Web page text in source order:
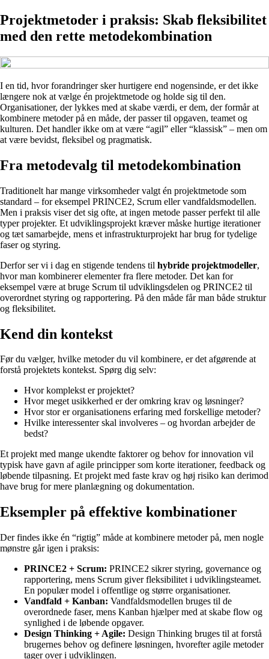
Projektmetoder i praksis: Skab fleksibilitet
med den rette metodekombination
I en tid, hvor forandringer sker hurtigere end nogensinde, er det ikke
længere nok at vælge én projektmetode og holde sig til den.
Organisationer, der lykkes med at skabe værdi, er dem, der formår at
kombinere metoder på en måde, der passer til opgaven, teamet og
kulturen. Det handler ikke om at være “agil” eller “klassisk” – men om
at være bevidst, fleksibel og pragmatisk.
Fra metodevalg til metodekombination
Traditionelt har mange virksomheder valgt én projektmetode som
standard – for eksempel PRINCE2, Scrum eller vandfaldsmodellen.
Men i praksis viser det sig ofte, at ingen metode passer perfekt til alle
typer projekter. Et udviklingsprojekt kræver måske hurtige iterationer
og tæt samarbejde, mens et infrastrukturprojekt har brug for tydelige
faser og styring.
Derfor ser vi i dag en stigende tendens til hybride projektmodeller,
hvor man kombinerer elementer fra flere metoder. Det kan for
eksempel være at bruge Scrum til udviklingsdelen og PRINCE2 til
overordnet styring og rapportering. På den måde får man både struktur
og fleksibilitet.
Kend din kontekst
Før du vælger, hvilke metoder du vil kombinere, er det afgørende at
forstå projektets kontekst. Spørg dig selv:
Hvor komplekst er projektet?
Hvor meget usikkerhed er der omkring krav og løsninger?
Hvor stor er organisationens erfaring med forskellige metoder?
Hvilke interessenter skal involveres – og hvordan arbejder de
bedst?
Et projekt med mange ukendte faktorer og behov for innovation vil
typisk have gavn af agile principper som korte iterationer, feedback og
løbende tilpasning. Et projekt med faste krav og høj risiko kan derimod
have brug for mere planlægning og dokumentation.
Eksempler på effektive kombinationer
Der findes ikke én “rigtig” måde at kombinere metoder på, men nogle
mønstre går igen i praksis:
PRINCE2 + Scrum: PRINCE2 sikrer styring, governance og
rapportering, mens Scrum giver fleksibilitet i udviklingsteamet.
En populær model i offentlige og større organisationer.
Vandfald + Kanban: Vandfaldsmodellen bruges til de
overordnede faser, mens Kanban hjælper med at skabe flow og
synlighed i de løbende opgaver.
Design Thinking + Agile: Design Thinking bruges til at forstå
brugernes behov og definere løsningen, hvorefter agile metoder
tager over i udviklingen.